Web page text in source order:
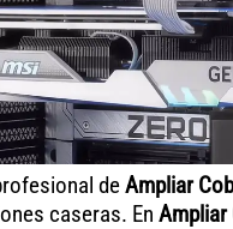
deAmpliar
caseras. En Ampliar